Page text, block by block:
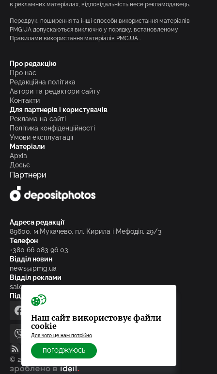
в рекламних матеріалах, відповідальність несе рекламодавець.
Передрук, поширення та інші способи використання матеріалів
PMG.UA допускаються виключно у порядку, встановленому
Правилами використання матеріалів PMG.UA .
Про редакцію
Про нас
Редакційна політика
Автори та редактори сайту
Контакти
Для партнерів і користувачів
Реклама на сайті
Політика конфіденційності
Умови експлуатації
Матеріали
Архів
Досьє
Партнери
Адреса редакції
89600, м.Мукачево, пл. Кирила і Мефодія, 29/3
Телефон
+380 66 083 96 03
Відділ новин
news@pmg.ua
Відділ реклами
sales@pmg.ua
Підписуйтесь на нас у соціальних мережах
facebooktelegram
viber
youtube
RSS-стрічка
© 2010-2026, ТОВ «Редакція газети «Панорама»
зроблено в ideil.
Наш сайт використовує файли
cookie
Для чого це нам потрібно
ПОГОДЖУЮСЬ